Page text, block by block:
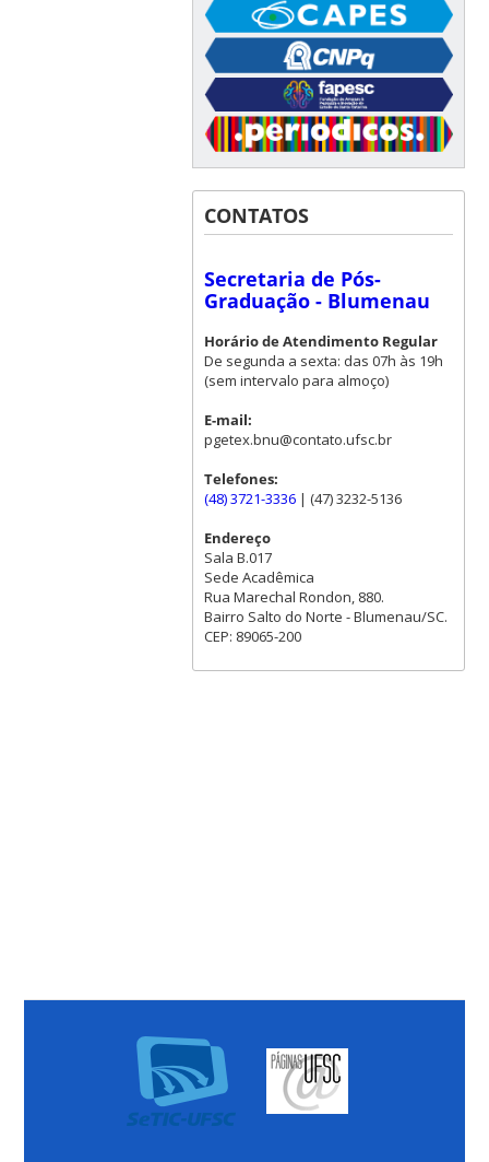
CONTATOS
Secretaria de Pós-
Graduação - Blumenau
Horário de Atendimento Regular
De segunda a sexta: das 07h às 19h
(sem intervalo para almoço)
E-mail:
pgetex.bnu@contato.ufsc.br
Telefones:
(48) 3721-3336| (47) 3232-5136
Endereço
Sala B.017
Sede Acadêmica
Rua Marechal Rondon, 880.
Bairro Salto do Norte - Blumenau/SC.
CEP: 89065-200